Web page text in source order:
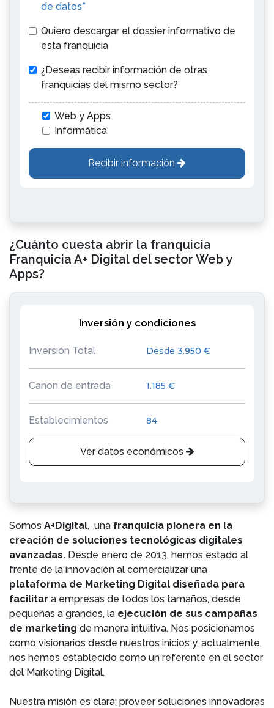
de datos*
Quiero descargar el dossier informativo de
esta franquicia
¿Deseas recibir información de otras
franquicias del mismo sector?
Web y Apps
Informática
Recibir información
¿Cuánto cuesta abrir la franquicia
Franquicia A+ Digital del sector Web y
Apps?
Inversión y condiciones
Inversión Total Desde 3.950 €
Canon de entrada 1.185 €
Establecimientos 84
Ver datos económicos
Somos A+Digital, una franquicia pionera en la
creación de soluciones tecnológicas digitales
avanzadas. Desde enero de 2013, hemos estado al
frente de la innovación al comercializar una
plataforma de Marketing Digital diseñada para
facilitar a empresas de todos los tamaños, desde
pequeñas a grandes, la ejecución de sus campañas
de marketing de manera intuitiva. Nos posicionamos
como visionarios desde nuestros inicios y, actualmente,
nos hemos establecido como un referente en el sector
del Marketing Digital.
Nuestra misión es clara: proveer soluciones innovadoras